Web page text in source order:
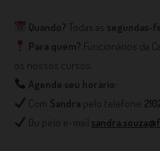
Quando? Todas as segundas-
Para quem? Funcionários da
os nossos cursos.
Agende seu horário:
Com Sandra pelo telefone
Ou pelo e-mail